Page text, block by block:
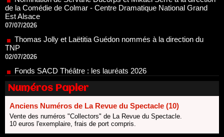
07/07/2026
Thomas Jolly et Laëtitia Guédon nommés à la direction du
TNP
02/07/2026
Fonds SACD Théâtre : les lauréats 2026
23/06/2026
Dispositif ARTCENA Écrire pour le cirque, les lauréats 2026 !
20/06/2026
Le palmarès des prix SACD 2026
18/06/2026
Les 10 lauréats du Fonds Grandes Formes Théâtre 2026
SACD
Numéros Papier
Anciens Numéros de La Revue du Spectacle (10)
Vente des numéros "Collectors" de La Revue du Spectacle.
10 euros l'exemplaire, frais de port compris.